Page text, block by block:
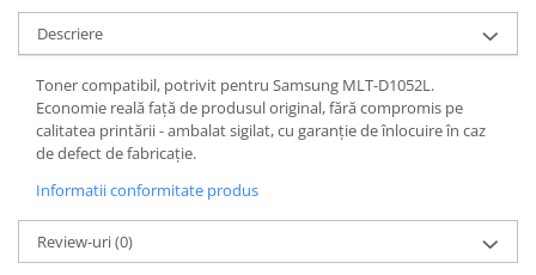
Descriere
Toner compatibil, potrivit pentru Samsung MLT-D1052L.
Economie reală față de produsul original, fără compromis pe
calitatea printării - ambalat sigilat, cu garanție de înlocuire în caz
de defect de fabricație.
Informatii conformitate produs
Review-uri(0)